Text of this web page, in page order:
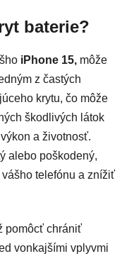
baterie?
iPhone 15, môže
z častých
krytu, čo môže
škodlivých látok
a životnosť.
alebo poškodený,
telefónu a znížiť
pomôcť chrániť
vonkajšími vplyvmi